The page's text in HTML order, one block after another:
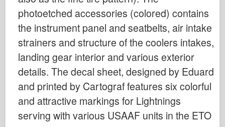
Италери
Легенда
Менг Модель
Тамия
Tristar
Трубач
Звезда
Альбомы-Фотографии
photoetched accessories (colored) contains
the instrument panel and seatbelts, air intake
strainers and structure of the coolers intakes,
landing gear interior and various exterior
details. The decal sheet, designed by Eduard
and printed by Cartograf features six colorful
and attractive markings for Lightnings
serving with various USAAF units in the ETO